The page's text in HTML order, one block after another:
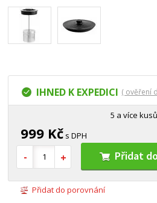
IHNED K EXPEDICI ( ověření
5 a více
999 Kč s DPH
Přidat
Přidat do porovnání